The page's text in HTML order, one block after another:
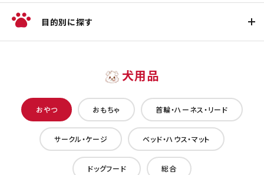
目的別に探す
犬用品
おやつ おもちゃ 首輪・ハーネス・リード
サークル・ケージ ベッド・ハウス・マット
ドッグフード 総合